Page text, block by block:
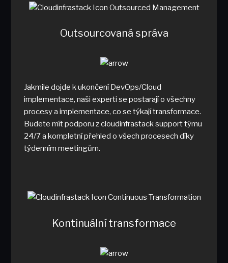
Outsourcovaná správa
Jakmile dojde k ukončení DevOps/Cloud
implementace, naši experti se postarají o všechny
procesy a implementace, co se týkají transformace.
Budete mít podporu z cloudinfrastack support týmu
24/7 a kompletní přehled o všech procesech díky
týdenním meetingům.
Kontinuální transformace